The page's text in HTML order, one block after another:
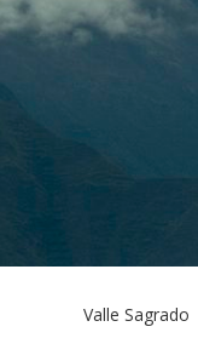
Valle Sagrado